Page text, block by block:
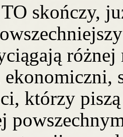
skończy,
którzy